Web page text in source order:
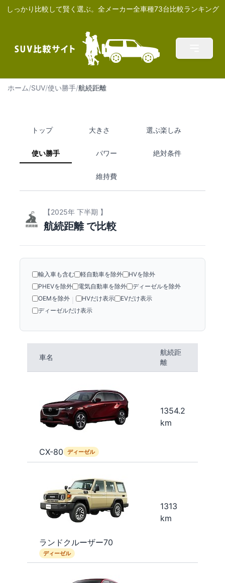
しっかり比較して賢く選ぶ。全メーカー全車種73台比較ランキング
ホーム/SUV/使い勝手/航続距離
トップ 大きさ 選ぶ楽しみ
使い勝手 パワー 絶対条件
維持費
【2025年 下半期 】
航続距離 で比較
輸入車も含む 軽自動車を除外
HVを除外
PHEVを除外
電気自動車を除外
ディーゼルを除外
OEMを除外
HVだけ表示
EVだけ表示
ディーゼルだけ表示
車名
航続距
離
CX-80 ディーゼル
1354.2
km
ランドクルーザー70
ディーゼル
1313
km